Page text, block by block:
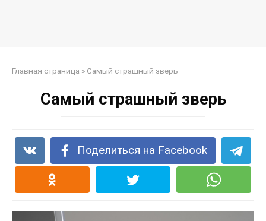
Главная страница » Самый страшный зверь
Самый страшный зверь
Поделиться на Facebook